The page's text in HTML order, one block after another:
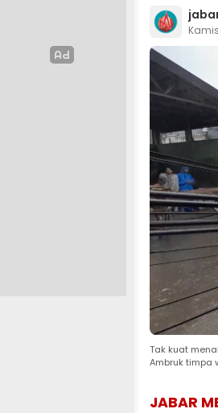
Tak kuat
Ambruk timpa
JABAR